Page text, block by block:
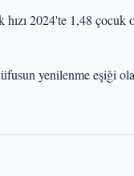
hızı 2024'te 1,48 çocuk
yenilenme eşiği